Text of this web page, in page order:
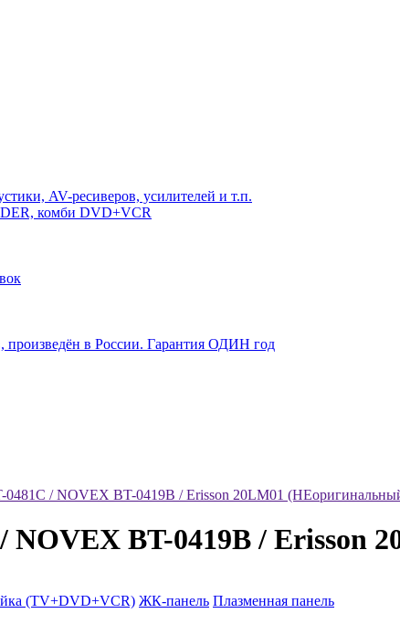
AV-ресиверов, усилителей и т.п.
комби DVD+VCR
произведён в России. Гарантия ОДИН год
0481C / NOVEX BT-0419B / Erisson 20LM01
NOVEX BT-0419B / Erisson
(TV+DVD+VCR) ЖК-панель Плазменная панель